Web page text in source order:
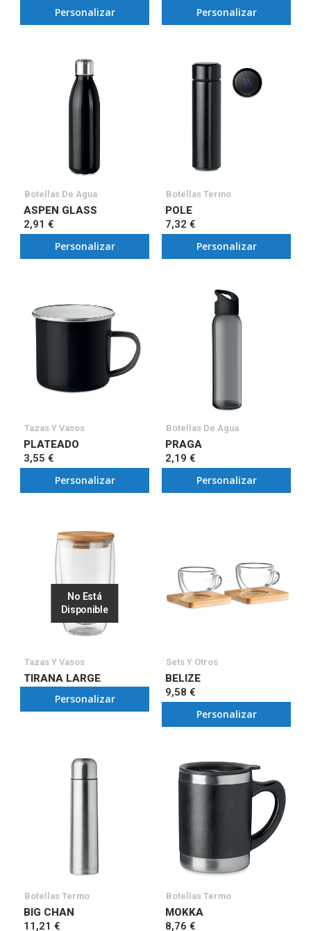
Personalizar Personalizar
Botellas De Agua
ASPEN GLASS
2,91 €
Personalizar
Botellas Termo
POLE
7,32 €
Personalizar
Tazas Y Vasos
PLATEADO
3,55 €
Personalizar
Botellas De Agua
PRAGA
2,19 €
Personalizar
No Está
Disponible
Tazas Y Vasos
TIRANA LARGE
Personalizar
Sets Y Otros
BELIZE
9,58 €
Personalizar
Botellas Termo
BIG CHAN
11,21 €
Botellas Termo
MOKKA
8,76 €